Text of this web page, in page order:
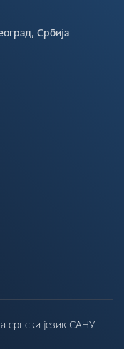
Србија
српски језик САНУ